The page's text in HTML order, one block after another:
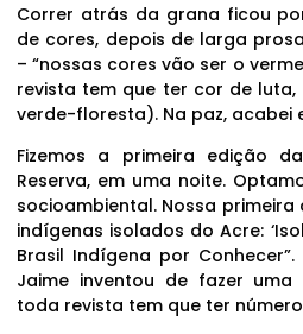
Correr atrás da grana ficou
de cores, depois de larga
– “nossas cores vão ser o
revista tem que ter cor de luta,
verde-floresta). Na paz, acabei
Fizemos a primeira edição
Reserva, em uma noite.
socioambiental. Nossa
indígenas isolados do Acre:
Brasil Indígena por
Jaime inventou de fazer uma
toda revista tem que ter número